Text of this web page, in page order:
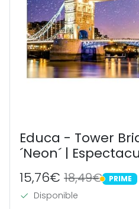
Educa - Tower
´Neon´ |
1000 Piezas para
Brilla en la
Cola Fix Puzzle. A
15,76€ 18,49€ PRIME
PRIME
Disponible